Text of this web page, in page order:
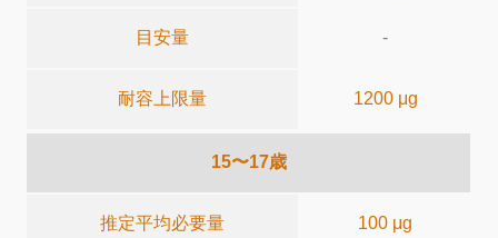
目安量 -
耐容上限量 1200 μg
15〜17歳
推定平均必要量 100 μg